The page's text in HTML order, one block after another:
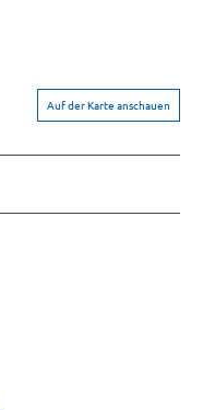
Auf der Karte anschauen